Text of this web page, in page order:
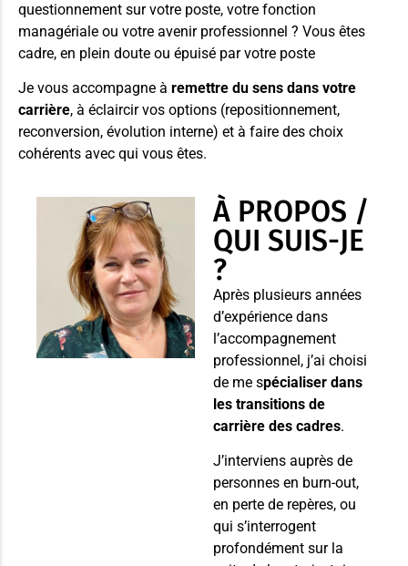
questionnement sur votre poste, votre fonction
managériale ou votre avenir professionnel ? Vous êtes
cadre, en plein doute ou épuisé par votre poste
Je vous accompagne à remettre du sens dans votre
carrière, à éclaircir vos options (repositionnement,
reconversion, évolution interne) et à faire des choix
cohérents avec qui vous êtes.
À PROPOS /
QUI SUIS-JE
?
Après plusieurs années
d’expérience dans
l’accompagnement
professionnel, j’ai choisi
de me spécialiser dans
les transitions de
carrière des cadres.
J’interviens auprès de
personnes en burn-out,
en perte de repères, ou
qui s’interrogent
profondément sur la